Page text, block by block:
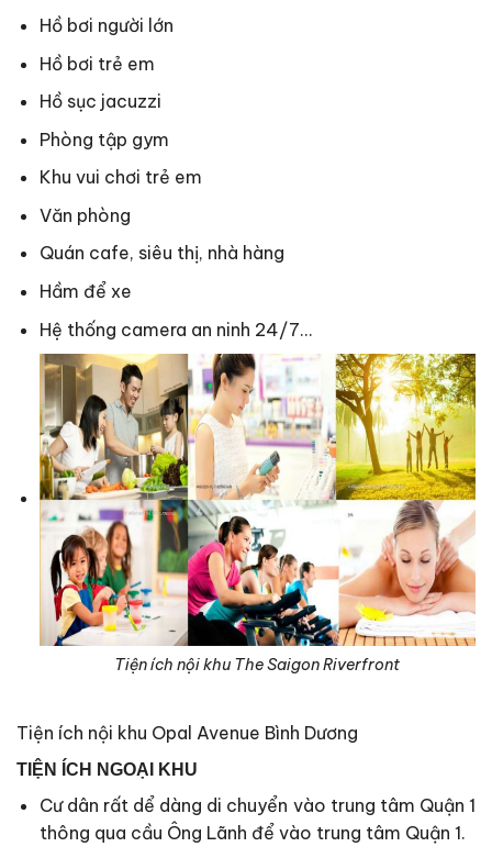
Hồ bơi người lớn
Hồ bơi trẻ em
Hồ sục jacuzzi
Phòng tập gym
Khu vui chơi trẻ em
Văn phòng
Quán cafe, siêu thị, nhà hàng
Hầm để xe
Hệ thống camera an ninh 24/7…
Tiện ích nội khu The Saigon Riverfront
Tiện ích nội khu Opal Avenue Bình Dương
TIỆN ÍCH NGOẠI KHU
Cư dân rất dể dàng di chuyển vào trung tâm Quận 1
thông qua cầu Ông Lãnh để vào trung tâm Quận 1.